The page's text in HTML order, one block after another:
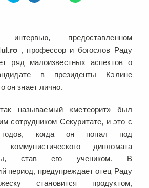
предоставленном
, профессор и богослов Раду
ряд малоизвестных аспектов о
в президенты Кэлине
он знает лично.
называемый «метеорит» был
сотрудником Секуритате, и это с
когда он попал под
коммунистического дипломата
став его учеником. В
период, предупреждает отец Раду
становится продуктом,